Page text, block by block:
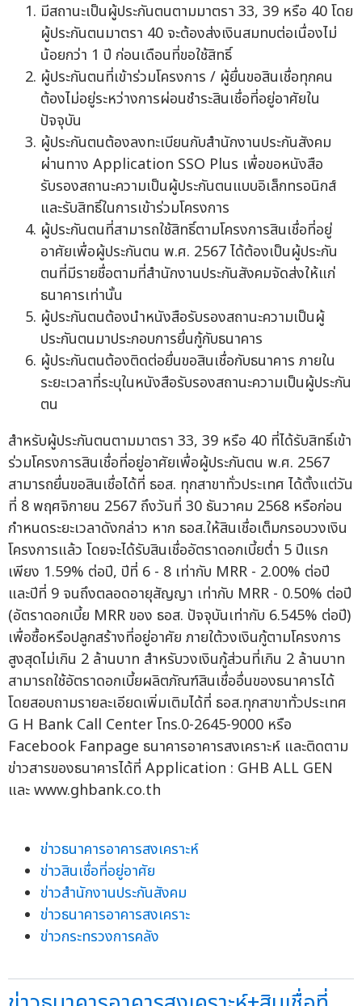
มีสถานะเป็นผู้ประกันตนตามมาตรา 33, 39 หรือ 40 โดย
ผู้ประกันตนมาตรา 40 จะต้องส่งเงินสมทบต่อเนื่องไม่
น้อยกว่า 1 ปี ก่อนเดือนที่ขอใช้สิทธิ์
ผู้ประกันตนที่เข้าร่วมโครงการ / ผู้ยื่นขอสินเชื่อทุกคน
ต้องไม่อยู่ระหว่างการผ่อนชำระสินเชื่อที่อยู่อาศัยใน
ปัจจุบัน
ผู้ประกันตนต้องลงทะเบียนกับสำนักงานประกันสังคม
ผ่านทาง Application SSO Plus เพื่อขอหนังสือ
รับรองสถานะความเป็นผู้ประกันตนแบบอิเล็กทรอนิกส์
และรับสิทธิ์ในการเข้าร่วมโครงการ
ผู้ประกันตนที่สามารถใช้สิทธิ์ตามโครงการสินเชื่อที่อยู่
อาศัยเพื่อผู้ประกันตน พ.ศ. 2567 ได้ต้องเป็นผู้ประกัน
ตนที่มีรายชื่อตามที่สำนักงานประกันสังคมจัดส่งให้แก่
ธนาคารเท่านั้น
ผู้ประกันตนต้องนำหนังสือรับรองสถานะความเป็นผู้
ประกันตนมาประกอบการยื่นกู้กับธนาคาร
ผู้ประกันตนต้องติดต่อยื่นขอสินเชื่อกับธนาคาร ภายใน
ระยะเวลาที่ระบุในหนังสือรับรองสถานะความเป็นผู้ประกัน
ตน
สำหรับผู้ประกันตนตามมาตรา 33, 39 หรือ 40 ที่ได้รับสิทธิ์เข้า
ร่วมโครงการสินเชื่อที่อยู่อาศัยเพื่อผู้ประกันตน พ.ศ. 2567
สามารถยื่นขอสินเชื่อได้ที่ ธอส. ทุกสาขาทั่วประเทศ ได้ตั้งแต่วัน
ที่ 8 พฤศจิกายน 2567 ถึงวันที่ 30 ธันวาคม 2568 หรือก่อน
กำหนดระยะเวลาดังกล่าว หาก ธอส.ให้สินเชื่อเต็มกรอบวงเงิน
โครงการแล้ว โดยจะได้รับสินเชื่ออัตราดอกเบี้ยต่ำ 5 ปีแรก
เพียง 1.59% ต่อปี, ปีที่ 6 - 8 เท่ากับ MRR - 2.00% ต่อปี
และปีที่ 9 จนถึงตลอดอายุสัญญา เท่ากับ MRR - 0.50% ต่อปี
(อัตราดอกเบี้ย MRR ของ ธอส. ปัจจุบันเท่ากับ 6.545% ต่อปี)
เพื่อซื้อหรือปลูกสร้างที่อยู่อาศัย ภายใต้วงเงินกู้ตามโครงการ
สูงสุดไม่เกิน 2 ล้านบาท สำหรับวงเงินกู้ส่วนที่เกิน 2 ล้านบาท
สามารถใช้อัตราดอกเบี้ยผลิตภัณฑ์สินเชื่ออื่นของธนาคารได้
โดยสอบถามรายละเอียดเพิ่มเติมได้ที่ ธอส.ทุกสาขาทั่วประเทศ
G H Bank Call Center โทร.0-2645-9000 หรือ
Facebook Fanpage ธนาคารอาคารสงเคราะห์ และติดตาม
ข่าวสารของธนาคารได้ที่ Application : GHB ALL GEN
และ www.ghbank.co.th
ข่าวธนาคารอาคารสงเคราะห์
ข่าวสินเชื่อที่อยู่อาศัย
ข่าวสำนักงานประกันสังคม
ข่าวธนาคารอาคารสงเคราะ
ข่าวกระทรวงการคลัง